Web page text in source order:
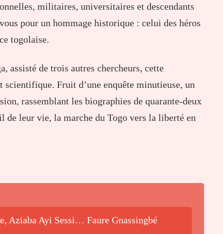
militaires, universitaires et descendants
pour un hommage historique : celui des héros
togolaise.
assisté de trois autres chercheurs, cette
Fruit d’une enquête minutieuse, un
rassemblant les biographies de quarante-deux
de leur vie, la marche du Togo vers la liberté en
Aziaba Ayi Sessi… Faure Gnassingbé